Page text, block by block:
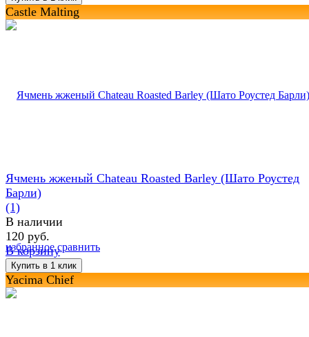
Castle Malting
избранное сравнить
Ячмень жженый Chateau Roasted Barley (Шато Роустед
Барли)
(1)
В наличии
120 руб.
В корзину
Yacima Chief